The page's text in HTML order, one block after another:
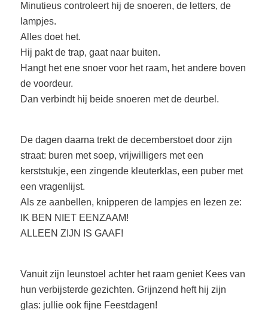
Minutieus controleert hij de snoeren, de letters, de
lampjes.
Alles doet het.
Hij pakt de trap, gaat naar buiten.
Hangt het ene snoer voor het raam, het andere boven
de voordeur.
Dan verbindt hij beide snoeren met de deurbel.
De dagen daarna trekt de decemberstoet door zijn
straat: buren met soep, vrijwilligers met een
kerststukje, een zingende kleuterklas, een puber met
een vragenlijst.
Als ze aanbellen, knipperen de lampjes en lezen ze:
IK BEN NIET EENZAAM!
ALLEEN ZIJN IS GAAF!
Vanuit zijn leunstoel achter het raam geniet Kees van
hun verbijsterde gezichten. Grijnzend heft hij zijn
glas: jullie ook fijne Feestdagen!